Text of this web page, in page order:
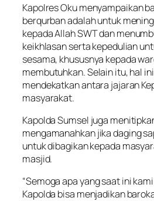
Kapolres Oku menyampaikan
berqurban adalah untuk
kepada Allah SWT dan
keikhlasan serta kepedulian
sesama, khususnya kepada
membutuhkan. Selain itu, hal
mendekatkan antara jajaran
masyarakat.
Kapolda Sumsel juga
mengamanahkan jika daging
untuk dibagikan kepada
masjid.
“Semoga apa yang saat ini
Kapolda bisa menjadikan